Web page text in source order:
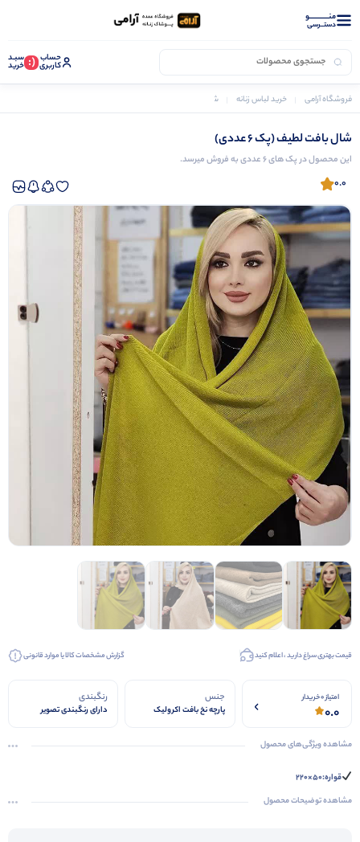
منــــــــــــو
دستــرسی
حساب
کاربری (: سبـد
خرید
فروشگاه آرامی خرید لباس زنانه شال زنانه
شال بافت لطیف (پک 6 عددی)
این محصول در پک های 6 عددی به فروش میرسد.
0.0
قیمت بهتری سراغ دارید ، اعلام کنید گزارش مشخصات کالا یا موارد قانونی
امتیاز 0 خریدار
0.0
جنس
پارچه نخ بافت اکرولیک
رنگبندی
دارای رنگبندی تصویر
مشاهده ویژگی‌های محصول
قواره:50×220
مشاهده توضیحات محصول